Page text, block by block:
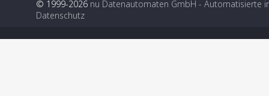
© 1999-2026 nu Datenautomaten GmbH - Automatisierte
Datenschutz